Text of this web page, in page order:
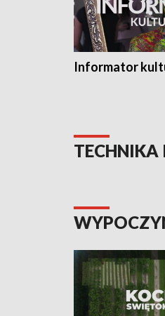
Informator
TECHNIKA